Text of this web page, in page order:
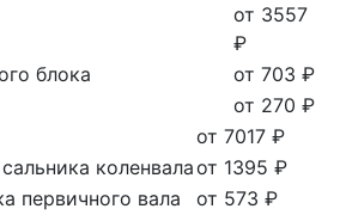
от 3557
₽
блока
от 703 ₽
от 270 ₽
от 7017 ₽
коленвалаот 1395 ₽
первичного вала
от 573 ₽